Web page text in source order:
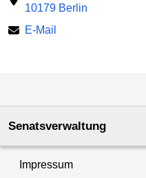
10179 Berlin
E-Mail
Senatsverwaltung
Impressum